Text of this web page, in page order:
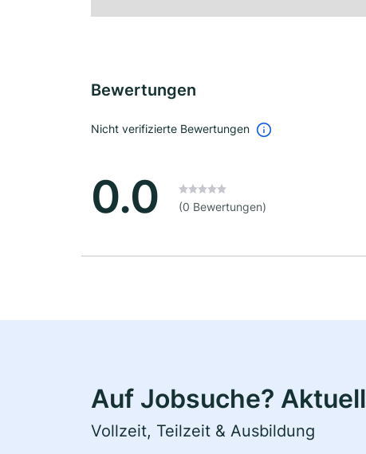
Bewertungen
Nicht verifizierte Bewertungen
0.0 (0 Bewertungen)
Auf Jobsuche?
Vollzeit, Teilzeit & Ausbildung